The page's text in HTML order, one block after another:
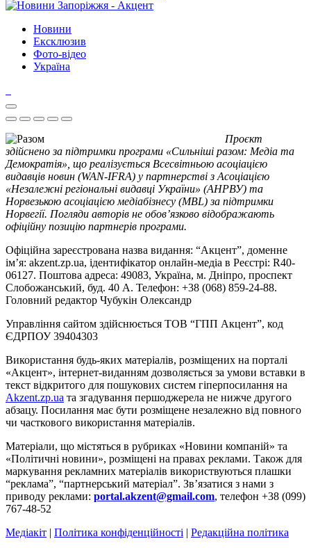
Новини
Ексклюзив
Фото-відео
Україна
Проєкт
здійснено за підтримки програми «Сильніші разом: Медіа та
Демократія», що реалізується Всесвітньою асоціацією
видавців новин (WAN-IFRA) у партнерстві з Асоціацією
«Незалежні регіональні видавці України» (АНРВУ) та
Норвезькою асоціацією медіабізнесу (MBL) за підтримки
Норвегії. Погляди авторів не обов’язково відображають
офіційну позицію партнерів програми.
Офіційна зареєстрована назва видання: “Акцент”, доменне
ім’я: akzent.zp.ua, ідентифікатор онлайн-медіа в Реєстрі: R40-
06127. Поштова адреса: 49083, Україна, м. Дніпро, проспект
Слобожанський, буд. 40 А. Телефон: +38 (068) 859-24-88.
Головний редактор Чубукін Олександр
Управління сайтом здійснюється ТОВ “ГПП Акцент”, код
ЄДРПОУ 39404303
Використання будь-яких матеріалів, розміщених на порталі
«Акцент», інтернет-виданням дозволяється за умови вставки в
текст відкритого для пошукових систем гіперпосилання на
Akzent.zp.ua та згадування першоджерела не нижче другого
абзацу. Посилання має бути розміщене незалежно від повного
чи часткового використання матеріалів.
Матеріали, що містяться в рубриках «Новини компаній» та
«Політичні новини», розміщені на правах реклами. Також для
маркування рекламних матеріалів використвуються плашки
“реклама”, “партнерський матеріал”. Зв’язатися з нами з
приводу реклами: portal.akzent@gmail.com, телефон +38 (099)
767-48-52
Медіакіт | Політика конфіденційності | Редакційна політика